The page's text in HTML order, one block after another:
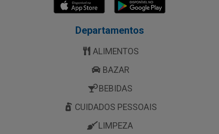
Departamentos
ALIMENTOS
BAZAR
BEBIDAS
CUIDADOS PESSOAIS
LIMPEZA